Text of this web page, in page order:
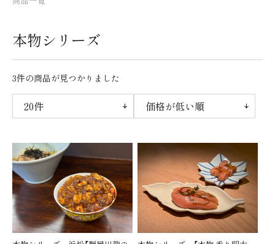
本物シリーズ
3件の商品が見つかりました